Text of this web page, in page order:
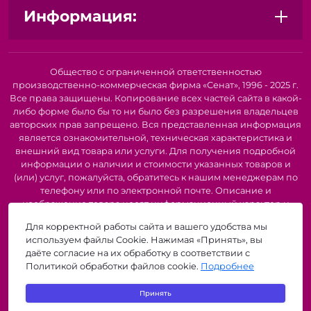
Папки-регистраторы с карманами и
Архивные системы:
Архивные короба:Прочные и вместительные,
идеально подходят для долгосрочного хранения
документов.
Архивные стеллажи:Обеспечивают удобный
доступ к документам и позволяют максимально
эффективно использовать пространство.
Подвесные папки:Оптимизируют хранение
документов в шкафах и ящиках.
систематизировать документы и быстро находить
нужную информацию.
Преимущества использования наших папок-
регистраторов и архивных систем:
Информация:
Общество с ограниченной ответственностью
производственно-коммерческая фирма «Сенат», 1996 - 2025 г.
Все права защищены. Копирование всех частей сайта в какой-
либо форме было бы то ни было без разрешения владельцев
авторских прав запрещено. Вся представленная информация
является ознакомительной, техническая характеристика и
внешний вид товара или услуги. Для получения подробной
информации о наличии и стоимости указанных товаров и
(или) услуг, пожалуйста, обратитесь к нашим менеджерам по
телефону или по электронной почте. Описание и
изображение товара носят информационный характер и
представленных в технической документации производителя.
Производители о предоставлении за собой права на
изменение внешнего вида, характеристик и комплектации
товара, предварительно не уведомляя продавцов и
потребителей. Рекомендуется при покупке проверить
наличие необходимых функций и характеристик.
Для корректной работы сайта и вашего удобства мы
используем файлы Cookie. Нажимая «Принять», вы
даёте согласие на их обработку в соответствии с
Политикой обработки файлов cookie. Подробнее
Принять